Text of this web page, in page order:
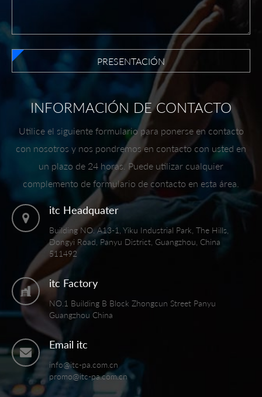
PRESENTACIÓN
INFORMACIÓN DE CONTACTO
Utilice el siguiente formulario para ponerse en contacto
con nosotros y nos pondremos en contacto con usted en
un plazo de 24 horas. Puede utilizar cualquier
complemento de formulario de contacto en esta área.
itc Headquater
Building NO. A13-1, Yiku Industrial Park, The Hills,
Dongyi Road, Panyu District, Guangzhou, China
511492
itc Factory
NO.1 Building B Block Zhongcun Street Panyu
Guangzhou China
Email itc
info@itc-pa.com.cn
promo@itc-pa.com.cn